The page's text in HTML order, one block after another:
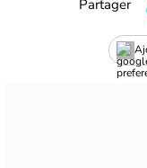
Partager